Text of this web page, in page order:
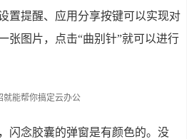
置提醒、应用分享按键可以实现对
张图片，点击“曲别针”就可以进行
闪念胶囊的弹窗是有颜色的。没